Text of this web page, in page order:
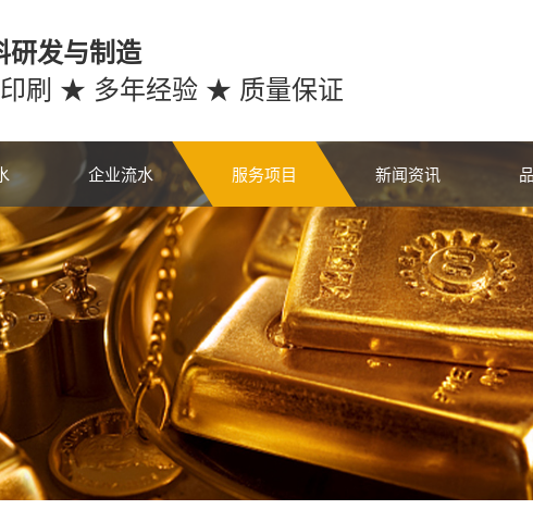
研发与制造
刷 ★ 多年经验 ★ 质量保证
企业流水 服务项目 新闻资讯